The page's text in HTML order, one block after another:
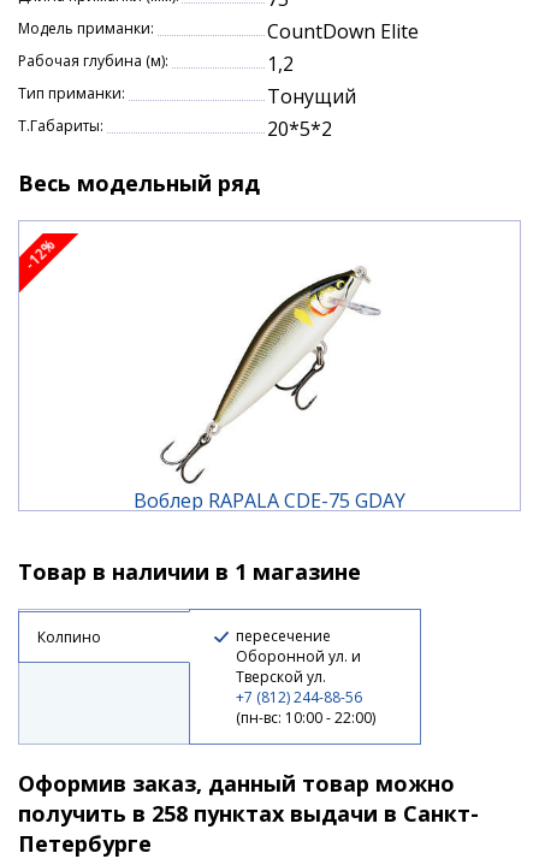
Модель приманки: CountDown Elite
Рабочая глубина (м): 1,2
Тип приманки: Тонущий
Т.Габариты: 20*5*2
Весь модельный ряд
-12%
Воблер RAPALA CDE-75 GDAY
2 160 ₽ 2 440 ₽
-12%
Товар в наличии в 1 магазине
Колпино
пересечение
Оборонной ул. и
Тверской ул.
+7 (812) 244-88-56
(пн-вс: 10:00 - 22:00)
Оформив заказ, данный товар можно
получить в 258 пунктах выдачи в Санкт-
Петербурге